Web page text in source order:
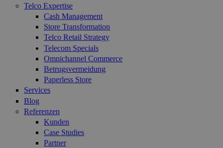
Telco Expertise
Cash Management
Store Transformation
Telco Retail Strategy
Telecom Specials
Omnichannel Commerce
Betrugsvermeidung
Paperless Store
Services
Blog
Referenzen
Kunden
Case Studies
Partner